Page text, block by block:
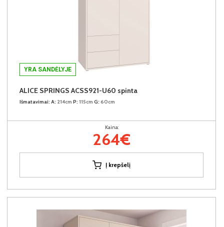
YRA SANDĖLYJE
ALICE SPRINGS ACSS921-U60 spinta
Išmatavimai: A: 214cm P: 115cm G: 60cm
Kaina:
264€
Į krepšelį